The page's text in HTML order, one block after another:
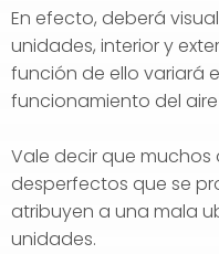
En efecto, deberá
unidades, interior y
función de ello variará
funcionamiento del
Vale decir que
desperfectos que se
atribuyen a una mala
unidades.